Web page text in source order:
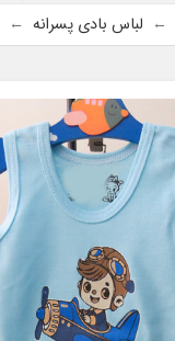
لباس بادی پسرانه